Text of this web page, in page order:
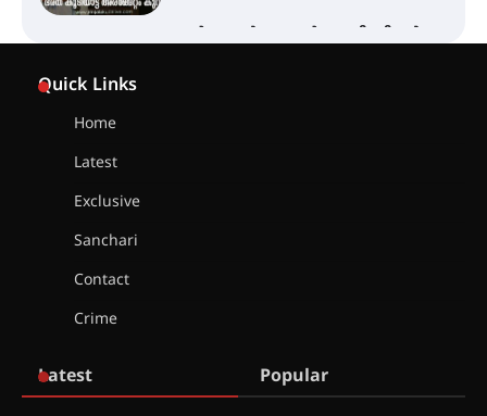
ആളൂർ പഞ്ചായത്തിനെ
Quick Links
Home
Latest
Exclusive
Sanchari
Contact
Crime
Latest Popular